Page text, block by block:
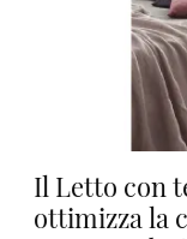
Il Letto con
ottimizza la